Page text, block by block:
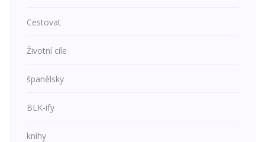
Cestovat
Životní cíle
španělsky
BLK-ify
knihy